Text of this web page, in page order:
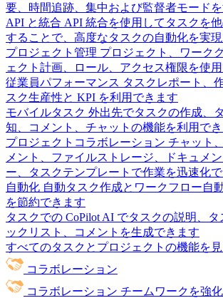
要、時間追跡、集中および監督者モード
API と統合 API 統合を使用してタスクを
することで、高度なタスクの自動化を実現
プロジェクト管理 プロジェクト、ワーク
ェクト計画、ロール、アクセス権限を使
従業員パフォーマンス タスクレポート、
スク生産性と KPI を利用できます
モバイルタスク 外出先でタスクの作成、
知、コメント、チャットの機能を利用で
プロジェクトコラボレーション チャット
メント、ファイルストレージ、ドキュメ
ー、タスクテンプレートで作業を迅速化
自動化 自動タスク作成とワークフロー自
を節約できます
タスクでの CoPilot AI でタスクの説明、タ
ックリスト、コメントを生成できます
すべてのタスクとプロジェクトの機能を見
コラボレーション
コラボレーション チームワークを強